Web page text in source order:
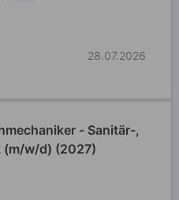
28.07.2026
- Sanitär-,
(m/w/d) (2027)